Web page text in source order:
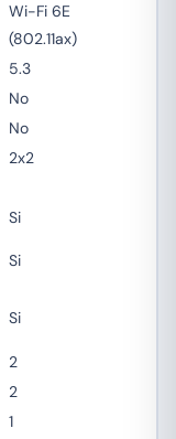
Wi-Fi 6E
(802.11ax)
5.3
No
No
2x2
Si
Si
Si
2
2
1